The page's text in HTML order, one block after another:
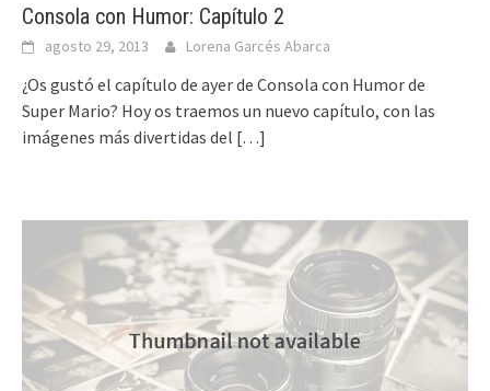
Consola con Humor: Capítulo 2
agosto 29, 2013 Lorena Garcés Abarca
¿Os gustó el capítulo de ayer de Consola con Humor de
Super Mario? Hoy os traemos un nuevo capítulo, con las
imágenes más divertidas del […]